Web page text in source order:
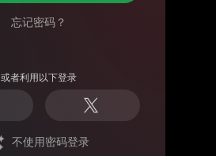
忘记密码？
或者利用以下登录
不使用密码登录